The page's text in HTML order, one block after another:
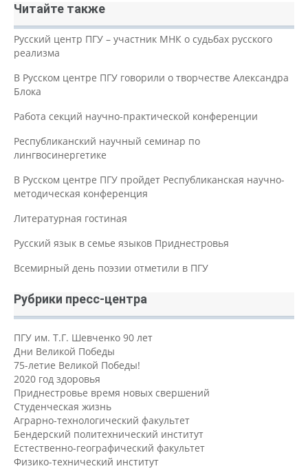
Читайте также
Русский центр ПГУ – участник МНК о судьбах русского
реализма
В Русском центре ПГУ говорили о творчестве Александра
Блока
Работа секций научно-практической конференции
Республиканский научный семинар по
лингвосинергетике
В Русском центре ПГУ пройдет Республиканская научно-
методическая конференция
Литературная гостиная
Русский язык в семье языков Приднестровья
Всемирный день поэзии отметили в ПГУ
Рубрики пресс-центра
ПГУ им. Т.Г. Шевченко 90 лет
Дни Великой Победы
75-летие Великой Победы!
2020 год здоровья
Приднестровье время новых свершений
Студенческая жизнь
Аграрно-технологический факультет
Бендерский политехнический институт
Естественно-географический факультет
Физико-технический институт